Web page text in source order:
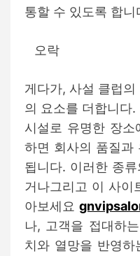
통할 수 있도록 합니
오락
게다가, 사설 클럽
의 요소를 더합니다
시설로 유명한 장
하면 회사의 품질과
됩니다. 이러한 종
거나그리고 이 사이
아보세요
나, 고객을 접대하
치와 열망을 반영